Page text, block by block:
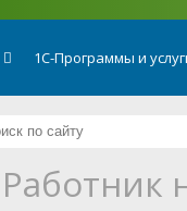
1С-Программы и
Работник